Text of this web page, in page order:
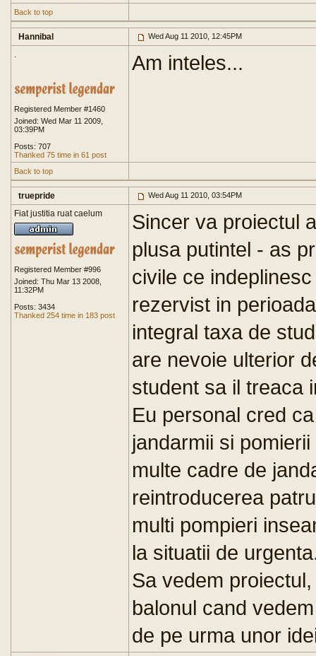
Back to top
Hannibal Wed Aug 11 2010, 12:45PM
.
Registered Member #1460
Joined: Wed Mar 11 2009,
03:39PM
Posts: 707
Thanked 75 time in 61 post
Am inteles...
Back to top
truepride Wed Aug 11 2010, 03:54PM
Fiat justitia ruat caelum
Registered Member #996
Joined: Thu Mar 13 2008,
11:32PM
Posts: 3434
Thanked 254 time in 183 post
Sincer va proiectul
plusa putintel - as
civile ce
rezervist in
integral taxa de
are nevoie ulterior
student sa il treaca
Eu personal cred
jandarmii si
multe cadre de
reintroducerea
multi pompieri
la situatii de
Sa vedem
balonul cand
de pe urma unor